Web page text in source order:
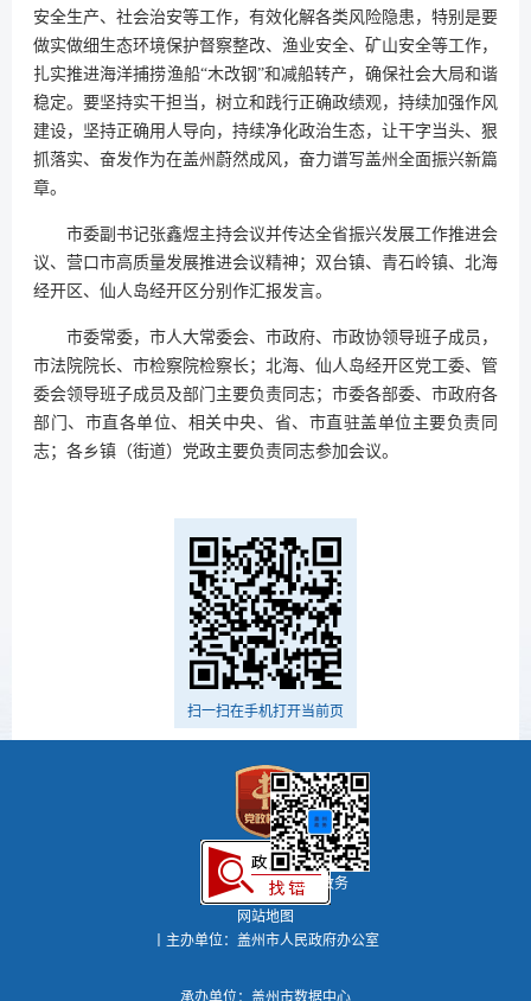
安全生产、社会治安等工作，有效化解各类风险隐患，特别是要
做实做细生态环境保护督察整改、渔业安全、矿山安全等工作，
扎实推进海洋捕捞渔船“木改钢”和减船转产，确保社会大局和谐
稳定。要坚持实干担当，树立和践行正确政绩观，持续加强作风
建设，坚持正确用人导向，持续净化政治生态，让干字当头、狠
抓落实、奋发作为在盖州蔚然成风，奋力谱写盖州全面振兴新篇
章。
市委副书记张鑫煜主持会议并传达全省振兴发展工作推进会
议、营口市高质量发展推进会议精神；双台镇、青石岭镇、北海
经开区、仙人岛经开区分别作汇报发言。
市委常委，市人大常委会、市政府、市政协领导班子成员，
市法院院长、市检察院检察长；北海、仙人岛经开区党工委、管
委会领导班子成员及部门主要负责同志；市委各部委、市政府各
部门、市直各单位、相关中央、省、市直驻盖单位主要负责同
志；各乡镇（街道）党政主要负责同志参加会议。
扫一扫在手机打开当前页
盖州政务
网站地图
丨主办单位：盖州市人民政府办公室